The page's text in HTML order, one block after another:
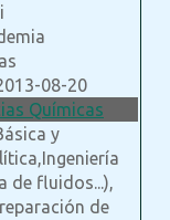
08-20
Químicas
y
de fluidos...),
de